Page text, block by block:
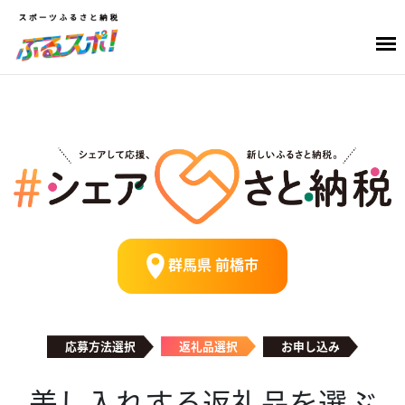
群馬県 前橋市
応募方法選択 返礼品選択 お申し込み